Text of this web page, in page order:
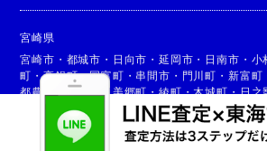
宮崎県
宮崎市 ・ 都城市 ・ 日向市 ・延岡市 ・ 日南市 ・ 小
町 ・高鍋町・国富町 ・ 串間市 ・ 門川町 ・ 新富町
都農町
高原町 ・美郷町・綾町・木城町・日之
椎葉村・ 西米良村